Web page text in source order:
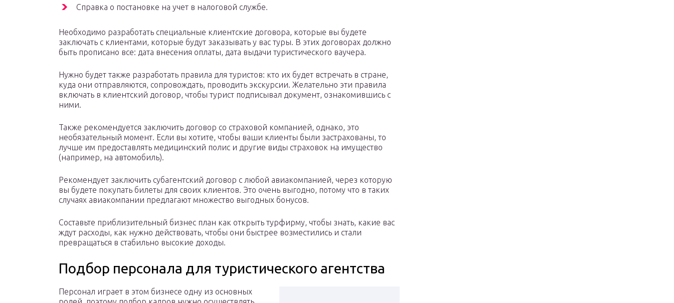
Справка о постановке на учет в налоговой службе.
Необходимо разработать специальные клиентские договора, которые вы будете
заключать с клиентами, которые будут заказывать у вас туры. В этих договорах должно
быть прописано все: дата внесения оплаты, дата выдачи туристического ваучера.
Нужно будет также разработать правила для туристов: кто их будет встречать в стране,
куда они отправляются, сопровождать, проводить экскурсии. Желательно эти правила
включать в клиентский договор, чтобы турист подписывал документ, ознакомившись с
ними.
Также рекомендуется заключить договор со страховой компанией, однако, это
необязательный момент. Если вы хотите, чтобы ваши клиенты были застрахованы, то
лучше им предоставлять медицинский полис и другие виды страховок на имущество
(например, на автомобиль).
Рекомендует заключить субагентский договор с любой авиакомпанией, через которую
вы будете покупать билеты для своих клиентов. Это очень выгодно, потому что в таких
случаях авиакомпании предлагают множество выгодных бонусов.
Составьте приблизительный бизнес план как открыть турфирму, чтобы знать, какие вас
ждут расходы, как нужно действовать, чтобы они быстрее возместились и стали
превращаться в стабильно высокие доходы.
Подбор персонала для туристического агентства
Персонал играет в этом бизнесе одну из основных